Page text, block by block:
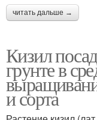
читать дальше →
Кизил
грунте в
и сорта